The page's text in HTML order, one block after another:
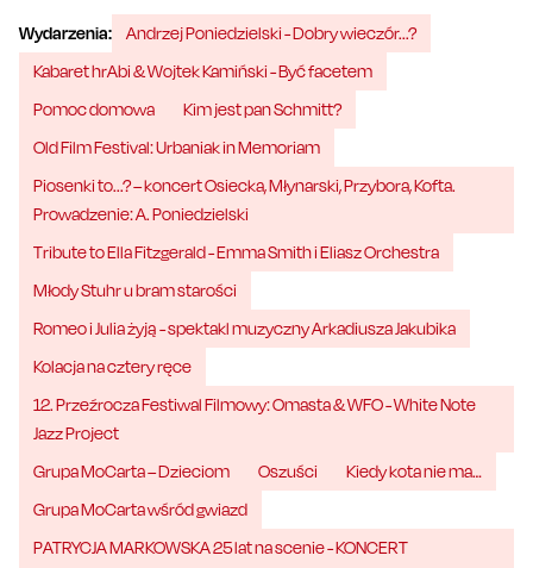
Wydarzenia:
Andrzej Poniedzielski - Dobry wieczór...?
Kabaret hrAbi & Wojtek Kamiński - Być facetem
Pomoc domowa
Kim jest pan Schmitt?
Old Film Festival: Urbaniak in Memoriam
Piosenki to...? – koncert Osiecka, Młynarski, Przybora, Kofta.
Prowadzenie: A. Poniedzielski
Tribute to Ella Fitzgerald - Emma Smith i Eliasz Orchestra
Młody Stuhr u bram starości
Romeo i Julia żyją - spektakl muzyczny Arkadiusza Jakubika
Kolacja na cztery ręce
12. Przeźrocza Festiwal Filmowy: Omasta & WFO - White Note
Jazz Project
Grupa MoCarta – Dzieciom
Oszuści
Kiedy kota nie ma…
Grupa MoCarta wśród gwiazd
PATRYCJA MARKOWSKA 25 lat na scenie - KONCERT